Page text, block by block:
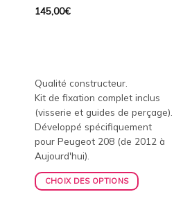
145,00€
Qualité constructeur.
Kit de fixation complet inclus
(visserie et guides de perçage).
Développé spécifiquement
pour Peugeot 208 (de 2012 à
Aujourd'hui).
CHOIX DES OPTIONS